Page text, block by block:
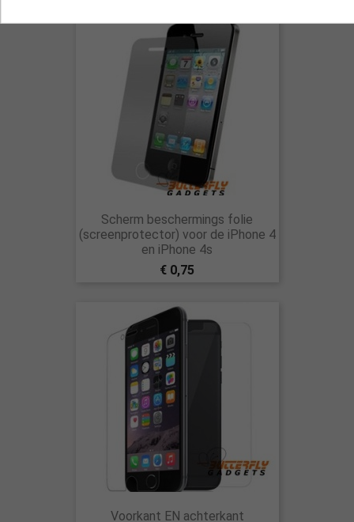
Scherm beschermings folie
(screenprotector) voor de iPhone 4
en iPhone 4s
€ 0,75
Voorkant EN achterkant